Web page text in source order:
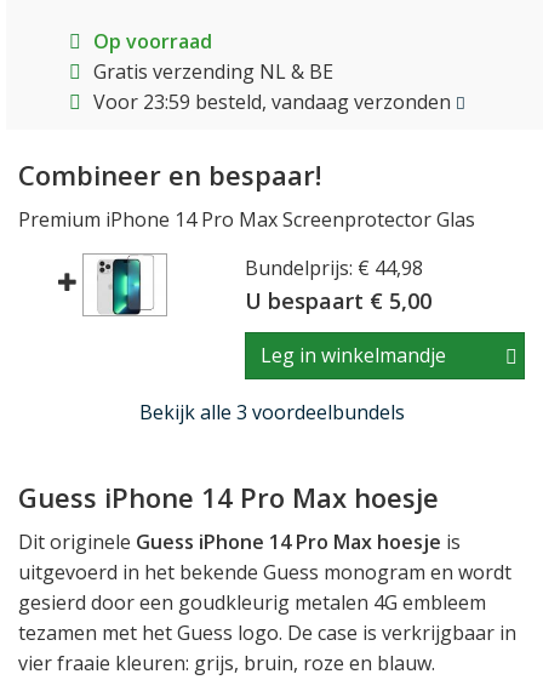
Op voorraad
Gratis verzending NL & BE
Voor 23:59 besteld, vandaag verzonden
Combineer en bespaar!
Premium iPhone 14 Pro Max Screenprotector Glas
Bundelprijs: € 44,98
U bespaart € 5,00
Leg in winkelmandje
Bekijk alle 3 voordeelbundels
Guess iPhone 14 Pro Max hoesje
Dit originele Guess iPhone 14 Pro Max hoesje is
uitgevoerd in het bekende Guess monogram en wordt
gesierd door een goudkleurig metalen 4G embleem
tezamen met het Guess logo. De case is verkrijgbaar in
vier fraaie kleuren: grijs, bruin, roze en blauw.